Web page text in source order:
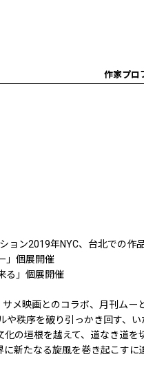
作家プロ
ョン2019年NYC、台北での作
」個展開催
る」個展開催
メ映画とのコラボ、月刊ム
や秩序を破り引っかき回す
の垣根を越えて、道なき道
新たなる旋風を巻き起こすに